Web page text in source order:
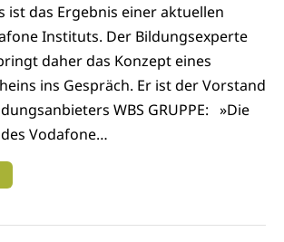
ist das Ergebnis einer aktuellen
Instituts. Der Bildungsexperte
daher das Konzept eines
ins Gespräch. Er ist der Vorstand
WBS GRUPPE: »Die
Vodafone…